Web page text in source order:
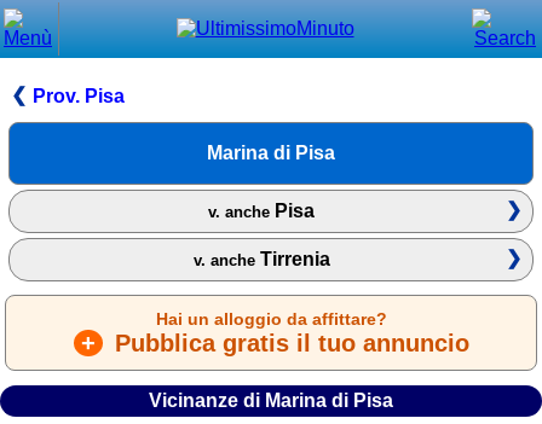
Prov. Pisa
Marina di Pisa
v. anche Pisa
v. ancheTirrenia
Hai un alloggio da affittare?
+ Pubblica gratis il tuo annuncio
Vicinanze di Marina di Pisa
Menù principale
⌂ Home
🔍 Cerca
Trova vicino a te
➕ Inserisci annuncio
Ottenere il CIN